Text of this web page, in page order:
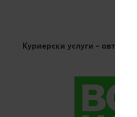
Куриерски услуги – автомат